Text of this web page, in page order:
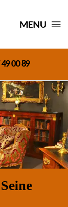
MENU
00 89